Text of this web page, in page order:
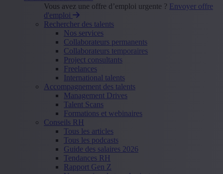
Vous avez une offre d’emploi urgente ? Envoyer offre
d'emploi
Rechercher des talents
Nos services
Collaborateurs permanents
Collaborateurs temporaires
Project consultants
Freelances
International talents
Accompagnement des talents
Management Drives
Talent Scans
Formations et webinaires
Conseils RH
Tous les articles
Tous les podcasts
Guide des salaires 2026
Tendances RH
Rapport Gen Z